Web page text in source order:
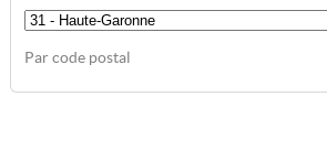
Par code postal